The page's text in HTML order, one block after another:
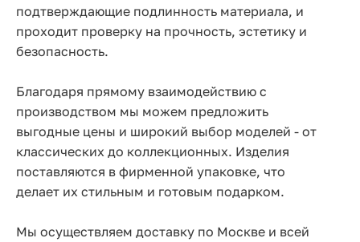
подтверждающие подлинность материала, и
проходит проверку на прочность, эстетику и
безопасность.
Благодаря прямому взаимодействию с
производством мы можем предложить
выгодные цены и широкий выбор моделей - от
классических до коллекционных. Изделия
поставляются в фирменной упаковке, что
делает их стильным и готовым подарком.
Мы осуществляем доставку по Москве и всей